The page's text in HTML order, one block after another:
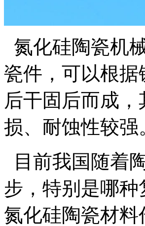
氮化硅陶瓷机
瓷件，可以根
后干固后而成
损、耐蚀性较强
目前我国随着
步，特别是哪
氮化硅陶瓷材